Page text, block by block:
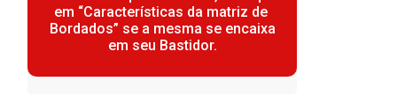
em “Características da matriz de
Bordados” se a mesma se encaixa
em seu Bastidor.